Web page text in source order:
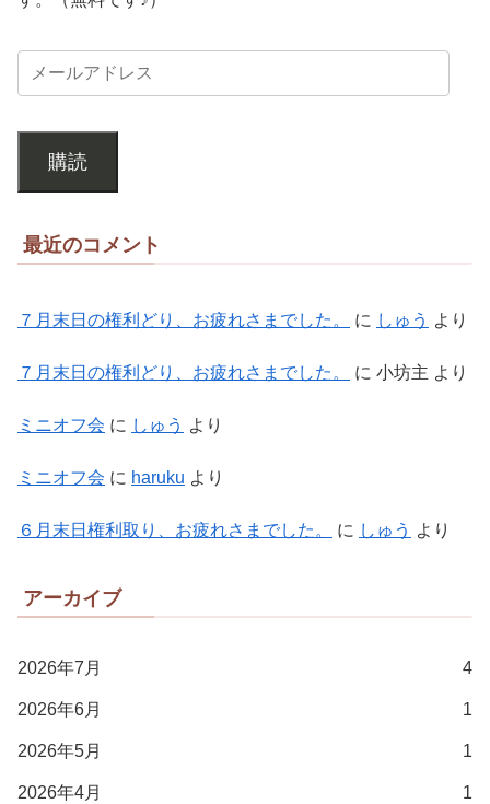
購読
最近のコメント
７月末日の権利どり、お疲れさまでした。 に しゅう より
７月末日の権利どり、お疲れさまでした。 に 小坊主 より
ミニオフ会 に しゅう より
ミニオフ会 に haruku より
６月末日権利取り、お疲れさまでした。 に しゅう より
アーカイブ
2026年7月 4
2026年6月 1
2026年5月 1
2026年4月 1